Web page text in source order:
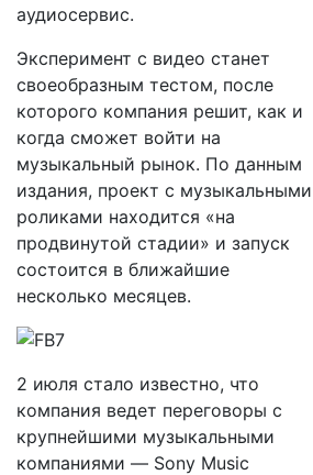
аудиосервис.
Эксперимент с видео станет
своеобразным тестом, после
которого компания решит, как и
когда сможет войти на
музыкальный рынок. По данным
издания, проект с музыкальными
роликами находится «на
продвинутой стадии» и запуск
состоится в ближайшие
несколько месяцев.
2 июля стало известно, что
компания ведет переговоры с
крупнейшими музыкальными
компаниями — Sony Music